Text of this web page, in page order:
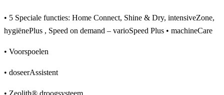
• 5 Speciale functies: Home Connect, Shine & Dry, intensiveZone,
hygiënePlus , Speed on demand – varioSpeed Plus • machineCare
• Voorspoelen
• doseerAssistent
• Zeolith® droogsysteem